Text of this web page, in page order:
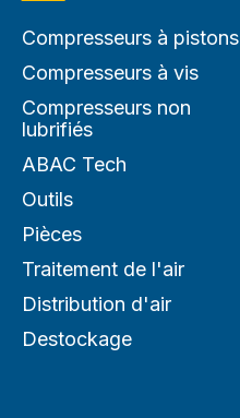
Compresseurs à pistons
Compresseurs à vis
Compresseurs non
lubrifiés
ABAC Tech
Outils
Pièces
Traitement de l'air
Distribution d'air
Destockage